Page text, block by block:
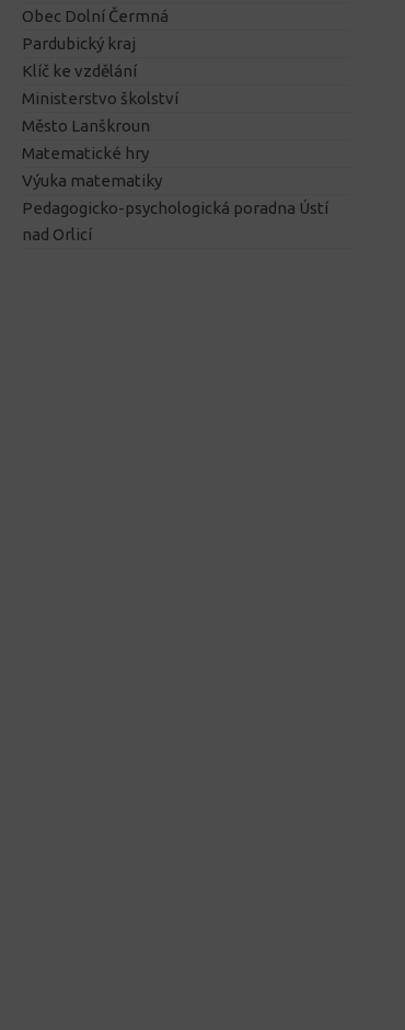
Obec Dolní Čermná
Pardubický kraj
Klíč ke vzdělání
Ministerstvo školství
Město Lanškroun
Matematické hry
Výuka matematiky
Pedagogicko-psychologická poradna Ústí
nad Orlicí